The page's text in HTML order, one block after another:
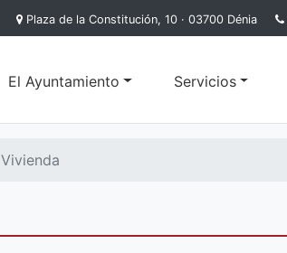
Plaza de la Constitución, 10 · 03700 Dénia
El Ayuntamiento Servicios
Vivienda